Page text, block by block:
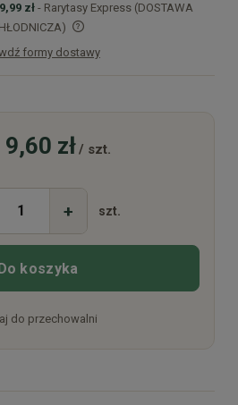
zł - Rarytasy Express (DOSTAWA
kosztów płatności
formy dostawy
9,60 zł/ szt.
+ szt.
koszyka
do przechowalni